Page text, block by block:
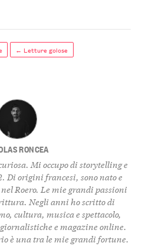
← Letture golose
RONCEA
Mi occupo di storytelling e
Di origini francesi, sono nato e
Roero. Le mie grandi passioni
Negli anni ho scritto di
cultura, musica e spettacolo,
e magazine online.
è una tra le mie grandi fortune.